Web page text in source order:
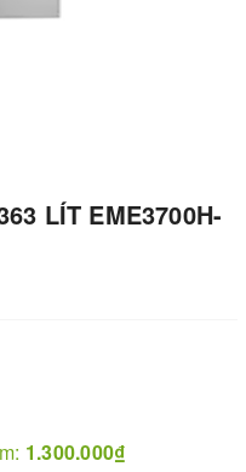
LÍT EME3700H-
1.300.000₫